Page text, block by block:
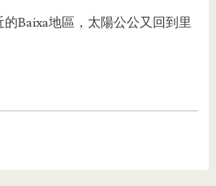
Baixa地區，太陽公公又回到里